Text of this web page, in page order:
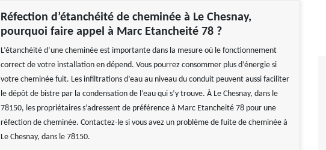
Réfection d’étanchéité de cheminée à Le Chesnay,
pourquoi faire appel à Marc Etancheité 78 ?
L’étanchéité d’une cheminée est importante dans la mesure où le fonctionnement
correct de votre installation en dépend. Vous pourrez consommer plus d’énergie si
votre cheminée fuit. Les infiltrations d’eau au niveau du conduit peuvent aussi faciliter
le dépôt de bistre par la condensation de l’eau qui s’y trouve. À Le Chesnay, dans le
78150, les propriétaires s’adressent de préférence à Marc Etancheité 78 pour une
réfection de cheminée. Contactez-le si vous avez un problème de fuite de cheminée à
Le Chesnay, dans le 78150.